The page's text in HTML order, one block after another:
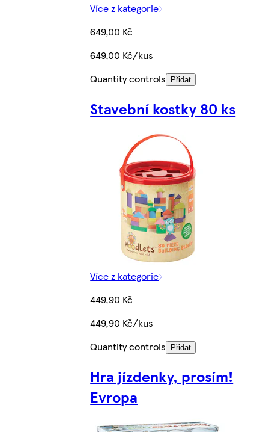
Více z kategorie
649,00 Kč
649,00 Kč/kus
Quantity controls
Přidat
Stavební kostky 80 ks
Více z kategorie
449,90 Kč
449,90 Kč/kus
Quantity controls Přidat
Hra jízdenky, prosím!
Evropa